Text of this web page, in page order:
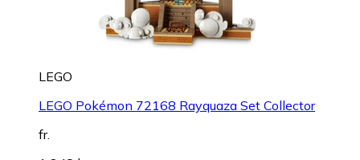
LEGO
LEGO Pokémon 72168 Rayquaza Set Collector
fr.